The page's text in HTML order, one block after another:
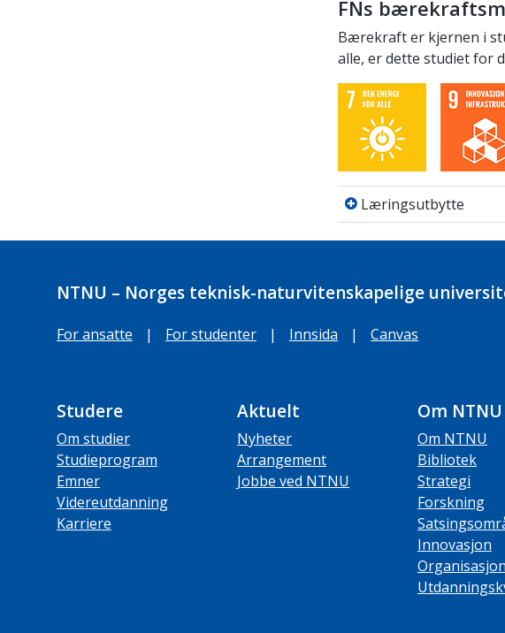
FNs
Bærekraft er kjernen i
alle, er dette studiet for
Læringsutbytte
Læringsutbytte
NTNU – Norges teknisk-naturvitenskapelige
For ansatte | For studenter | Innsida | Canvas
Studere
Om studier
Studieprogram
Emner
Videreutdanning
Karriere
Aktuelt
Nyheter
Arrangement
Jobbe ved NTNU
Om NTNU
Om NTNU
Bibliotek
Strategi
Forskning
Innovasjon